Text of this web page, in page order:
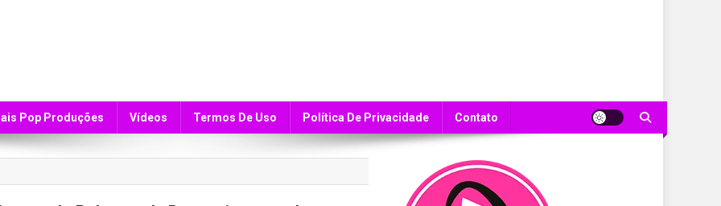
Pop Produções Vídeos Termos De Uso Política De Privacidade Contato